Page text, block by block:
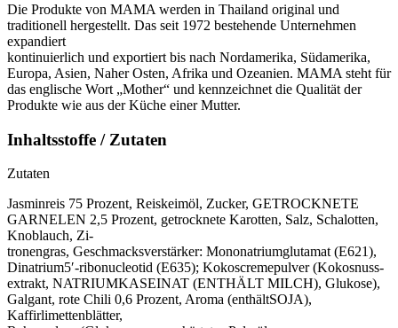
Die Produkte von MAMA werden in Thailand original und
traditionell hergestellt. Das seit 1972 bestehende Unternehmen
expandiert
kontinuierlich und exportiert bis nach Nordamerika, Südamerika,
Europa, Asien, Naher Osten, Afrika und Ozeanien. MAMA steht für
das englische Wort „Mother“ und kennzeichnet die Qualität der
Produkte wie aus der Küche einer Mutter.
Inhaltsstoffe / Zutaten
Zutaten
Jasminreis 75 Prozent, Reiskeimöl, Zucker, GETROCKNETE
GARNELEN 2,5 Prozent, getrocknete Karotten, Salz, Schalotten,
Knoblauch, Zi-
tronengras, Geschmacksverstärker: Mononatriumglutamat (E621),
Dinatrium5′-ribonucleotid (E635); Kokoscremepulver (Kokosnuss-
extrakt, NATRIUMKASEINAT (ENTHÄLT MILCH), Glukose),
Galgant, rote Chili 0,6 Prozent, Aroma (enthältSOJA),
Kaffirlimettenblätter,